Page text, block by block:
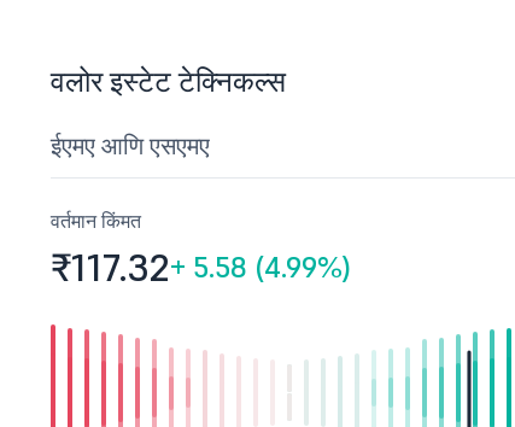
वलोर इस्टेट टेक्निकल्स
ईएमए आणि एसएमए
वर्तमान किंमत
₹117.32+ 5.58 (4.99%)